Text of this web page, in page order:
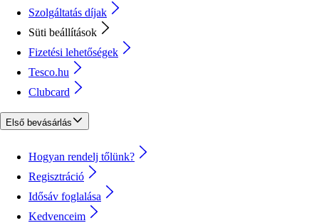
Szolgáltatás díjak
Süti beállítások
Fizetési lehetőségek
Tesco.hu
Clubcard
Első bevásárlás
Hogyan rendelj tőlünk?
Regisztráció
Idősáv foglalása
Kedvenceim